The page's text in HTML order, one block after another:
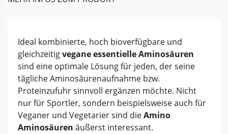
Ideal kombinierte, hoch bioverfügbare und
gleichzeitigvegane essentielle Aminosäuren
sind eine optimale Lösung für jeden, der seine
tägliche Aminosäurenaufnahme bzw.
Proteinzufuhr sinnvoll ergänzen möchte. Nicht
nur für Sportler, sondern beispielsweise auch für
Veganer und Vegetarier sind dieAmino
Aminosäuren äußerst interessant.